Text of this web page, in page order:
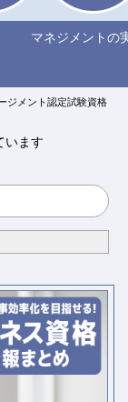
マネジメントの
ジメント認定試験資格
います